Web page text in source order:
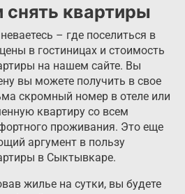
квартиры
– где поселиться в
в гостиницах и стоимость
на нашем сайте. Вы
вы можете получить в свое
скромный номер в отеле или
квартиру со всем
проживания. Это еще
аргумент в пользу
в Сыктывкаре.
жилье на сутки, вы будете